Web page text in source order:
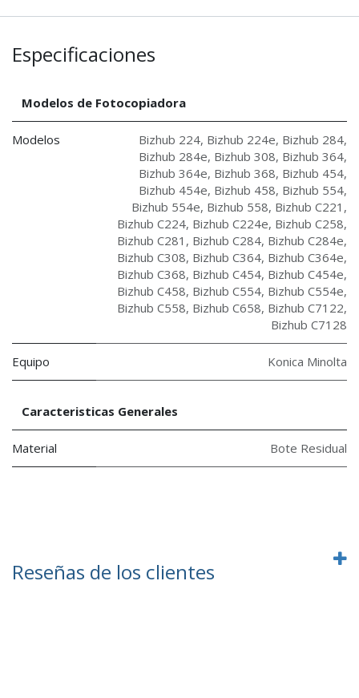
Especificaciones
Modelos de Fotocopiadora
Modelos Bizhub 224, Bizhub 224e, Bizhub 284,
Bizhub 284e, Bizhub 308, Bizhub 364,
Bizhub 364e, Bizhub 368, Bizhub 454,
Bizhub 454e, Bizhub 458, Bizhub 554,
Bizhub 554e, Bizhub 558, Bizhub C221 ,
Bizhub C224, Bizhub C224e, Bizhub C258,
Bizhub C281 , Bizhub C284, Bizhub C284e,
Bizhub C308, Bizhub C364, Bizhub C364e,
Bizhub C368, Bizhub C454, Bizhub C454e,
Bizhub C458, Bizhub C554, Bizhub C554e,
Bizhub C558, Bizhub C658, Bizhub C7122,
Bizhub C7128
Equipo Konica Minolta
Caracteristicas Generales
Material Bote Residual
Reseñas de los clientes